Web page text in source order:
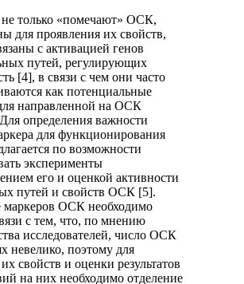
только «помечают» ОСК,
для проявления их свойств,
с активацией генов
путей, регулирующих
[4], в связи с чем они часто
как потенциальные
направленной на ОСК
определения важности
для функционирования
по возможности
эксперименты
его и оценкой активности
путей и свойств ОСК [5].
маркеров ОСК необходимо
с тем, что, по мнению
исследователей, число ОСК
невелико, поэтому для
свойств и оценки результатов
на них необходимо отделение